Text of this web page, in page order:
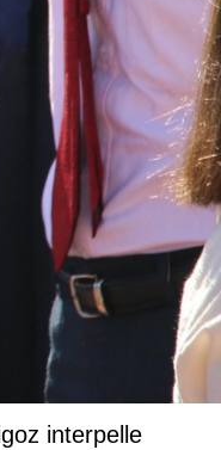
interpelle